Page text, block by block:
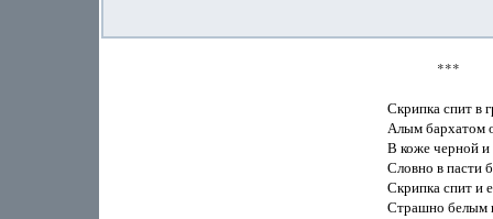
               ***
Скрипка спит в
Алым бархатом
В коже черной и
Словно в пасти
Скрипка спит и
Страшно белым